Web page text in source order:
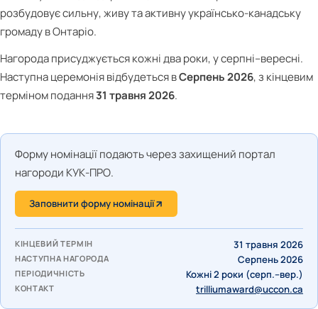
розбудовує сильну, живу та активну українсько-канадську
громаду в Онтаріо.
Нагорода присуджується кожні два роки, у серпні–вересні.
Наступна церемонія відбудеться вСерпень 2026, з кінцевим
терміном подання31 травня 2026.
Форму номінації подають через захищений портал
нагороди КУК-ПРО.
Заповнити форму номінації
КІНЦЕВИЙ ТЕРМІН 31 травня 2026
НАСТУПНА НАГОРОДА Серпень 2026
ПЕРІОДИЧНІСТЬ Кожні 2 роки (серп.–вер.)
КОНТАКТ trilliumaward@uccon.ca